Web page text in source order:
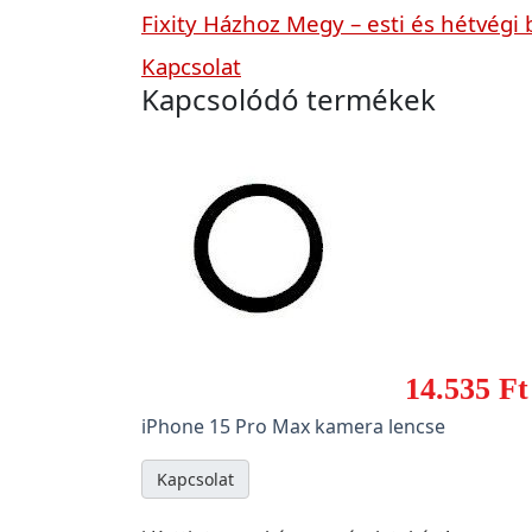
Fixity Házhoz Megy – esti és hétvégi
Kapcsolat
Kapcsolódó termékek
14.535 Ft
iPhone 15 Pro Max kamera lencse
Kapcsolat